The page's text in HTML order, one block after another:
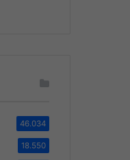
46.034
18.550